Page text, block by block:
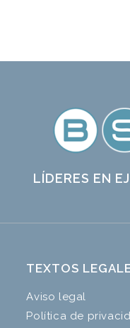
LÍDERES EN
TEXTOS
Aviso legal
Política de